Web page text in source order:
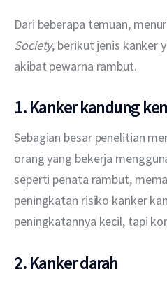
Dari beberapa temuan,
Society, berikut jenis kanker
akibat pewarna rambut.
1. Kanker kandung
Sebagian besar penelitian
orang yang bekerja
seperti penata rambut,
peningkatan risiko kanker
peningkatannya kecil, tapi
2. Kanker darah